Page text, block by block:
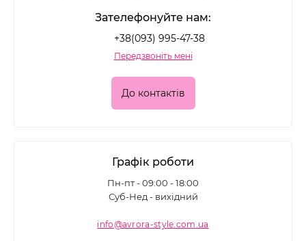
Зателефонуйте нам:
+38(093) 995-47-38
Передзвоніть мені
До контактів
Графік роботи
Пн-пт - 09:00 - 18:00
Суб-Нед - вихідний
info@avrora-style.com.ua